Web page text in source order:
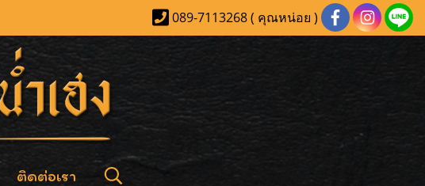
089-7113268 ( คุณหน่อย )
ติดต่อเรา